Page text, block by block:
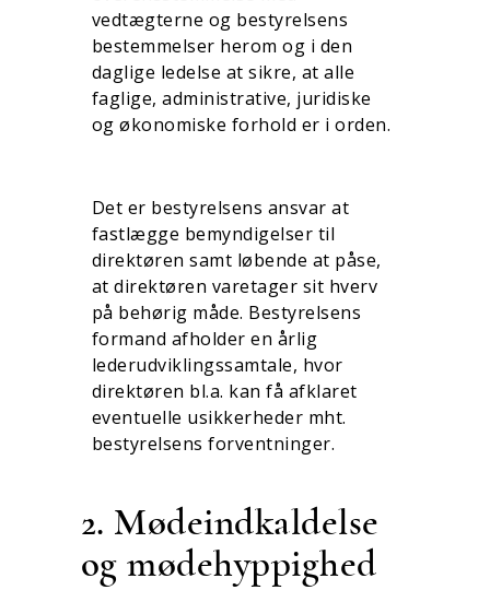
vedtægterne og bestyrelsens
bestemmelser herom og i den
daglige ledelse at sikre, at alle
faglige, administrative, juridiske
og økonomiske forhold er i orden.
Det er bestyrelsens ansvar at
fastlægge bemyndigelser til
direktøren samt løbende at påse,
at direktøren varetager sit hverv
på behørig måde. Bestyrelsens
formand afholder en årlig
lederudviklingssamtale, hvor
direktøren bl.a. kan få afklaret
eventuelle usikkerheder mht.
bestyrelsens forventninger.
2. Mødeindkaldelse
og mødehyppighed